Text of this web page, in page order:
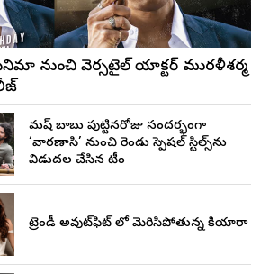
సినిమా నుంచి వెర్సటైల్ యాక్టర్ మురళీశర్మ
మహేష్ బాబు పుట్టినరోజు సందర్భంగా
‘వారణాసి’ నుంచి రెండు స్పెషల్ స్టిల్స్‌ను
విడుదల చేసిన టీం
ట్రెండీ అవుట్‌ఫిట్ లో మెరిసిపోతున్న కియారా